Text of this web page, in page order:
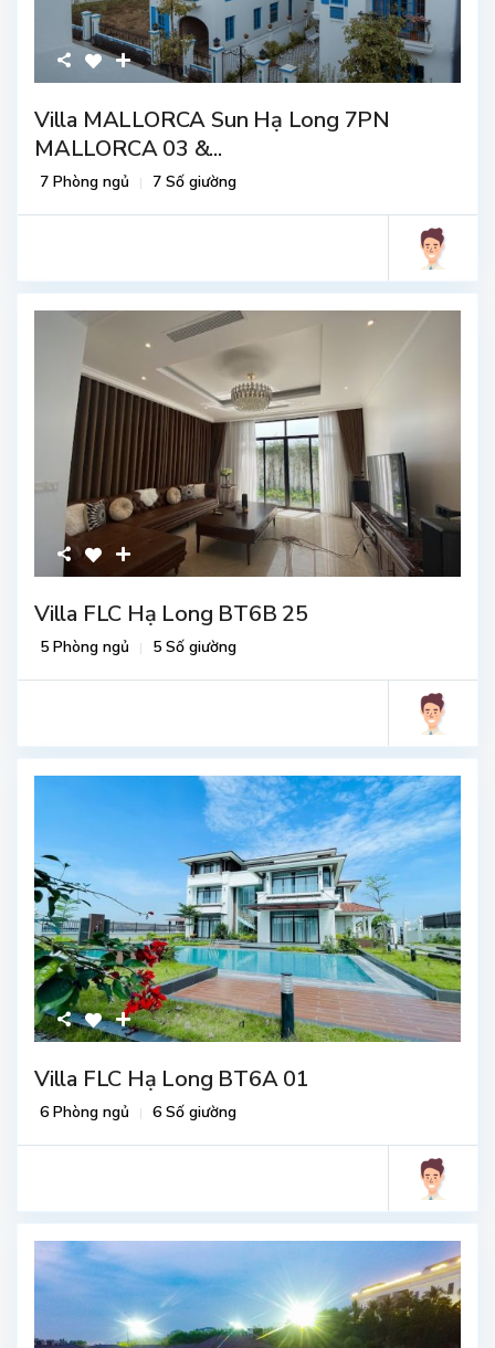
Villa MALLORCA Sun Hạ Long 7PN
MALLORCA 03 &...
7 Phòng ngủ 7 Số giường
Villa FLC Hạ Long BT6B 25
5 Phòng ngủ 5 Số giường
Villa FLC Hạ Long BT6A 01
6 Phòng ngủ 6 Số giường